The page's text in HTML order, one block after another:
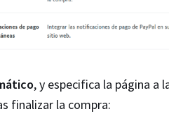
, y especifica la página a
finalizar la compra: